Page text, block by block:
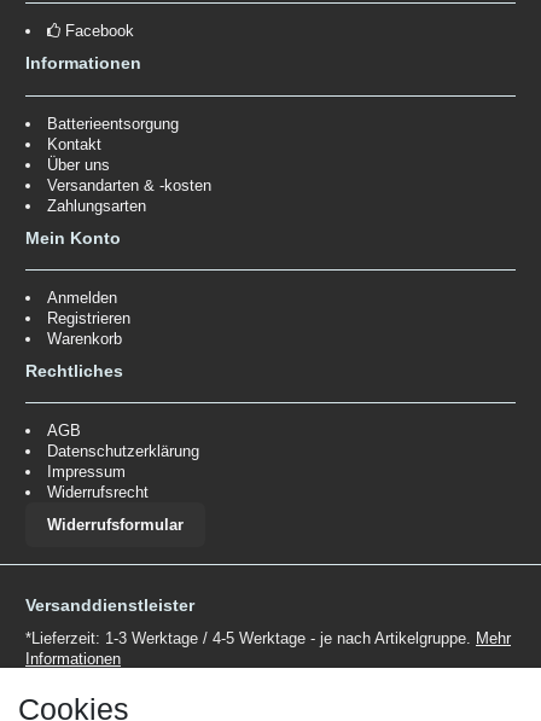
Facebook
Informationen
Batterieentsorgung
Kontakt
Über uns
Versandarten & -kosten
Zahlungsarten
Mein Konto
Anmelden
Registrieren
Warenkorb
Rechtliches
AGB
Datenschutzerklärung
Impressum
Widerrufsrecht
Widerrufsformular
Versanddienstleister
*Lieferzeit: 1-3 Werktage / 4-5 Werktage - je nach Artikelgruppe. Mehr
Informationen
Cookies